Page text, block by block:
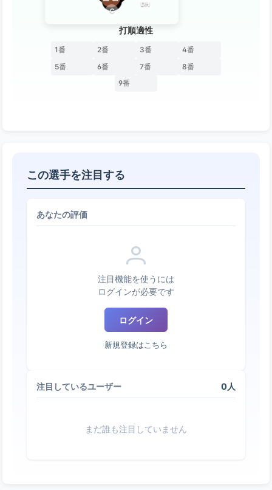
C
DH
打順適性
1番 2番 3番
4番
5番
6番 7番
8番
9番
この選手を注目する
あなたの評価
注目機能を使うには
ログインが必要です
ログイン
新規登録はこちら
注目しているユーザー 0人
まだ誰も注目していません